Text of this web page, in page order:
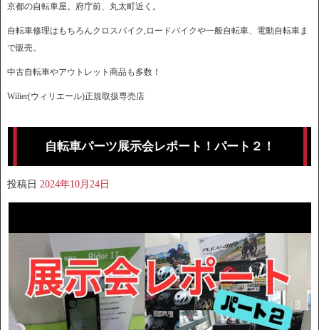
京都の自転車屋。府庁前、丸太町近く。
自転車修理はもちろんクロスバイク,ロードバイクや一般自転車、電動自転車ま
で販売。
中古自転車やアウトレット商品も多数！
Wilier(ウィリエール)正規取扱専売店
自転車パーツ展示会レポート！パート２！
投稿日 2024年10月24日